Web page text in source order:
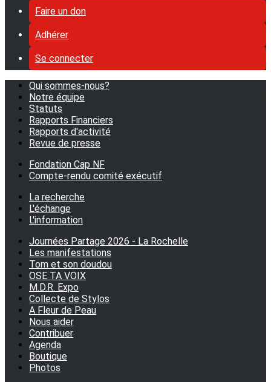
Faire un don
Adhérer
Se connecter
Qui sommes-nous?
Notre équipe
Statuts
Rapports Financiers
Rapports d'activité
Revue de presse
Fondation Cap NF
Compte-rendu comité exécutif
La recherche
L'échange
L'information
Journées Partage 2026 - La Rochelle
Les manifestations
Tom et son doudou
OSE TA VOIX
M.D.R. Expo
Collecte de Stylos
A Fleur de Peau
Nous aider
Contribuer
Agenda
Boutique
Photos